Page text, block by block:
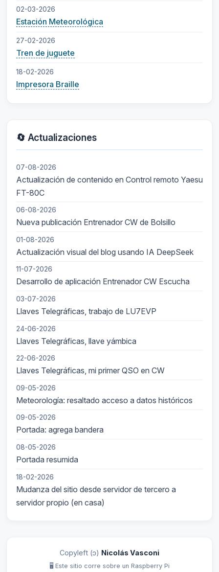
02-03-2026
Estación Meteorológica
27-02-2026
Tren de juguete
18-02-2026
Impresora Braille
🔄 Actualizaciones
07-08-2026
Actualización de contenido en Control remoto Yaesu
FT-80C
06-08-2026
Nueva publicación Entrenador CW de Bolsillo
01-08-2026
Actualización visual del blog usando IA DeepSeek
11-07-2026
Desarrollo de aplicación Entrenador CW Escucha
03-07-2026
Llaves Telegráficas, trabajo de LU7EVP
24-06-2026
Llaves Telegráficas, llave yámbica
22-06-2026
Llaves Telegráficas, mi primer QSO en CW
09-05-2026
Meteorología: resaltado acceso a datos históricos
09-05-2026
Portada: agrega bandera
08-05-2026
Portada resumida
18-02-2026
Mudanza del sitio desde servidor de tercero a
servidor propio (en casa)
Copyleft (ↄ) Nicolás Vasconi
🖥️ Este sitio corre sobre un Raspberry Pi